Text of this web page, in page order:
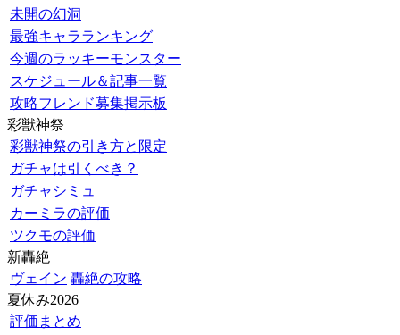
未開の幻洞
最強キャラランキング
今週のラッキーモンスター
スケジュール＆記事一覧
攻略フレンド募集掲示板
彩獣神祭
彩獣神祭の引き方と限定
ガチャは引くべき？
ガチャシミュ
カーミラの評価
ツクモの評価
新轟絶
ヴェイン 轟絶の攻略
夏休み2026
評価まとめ